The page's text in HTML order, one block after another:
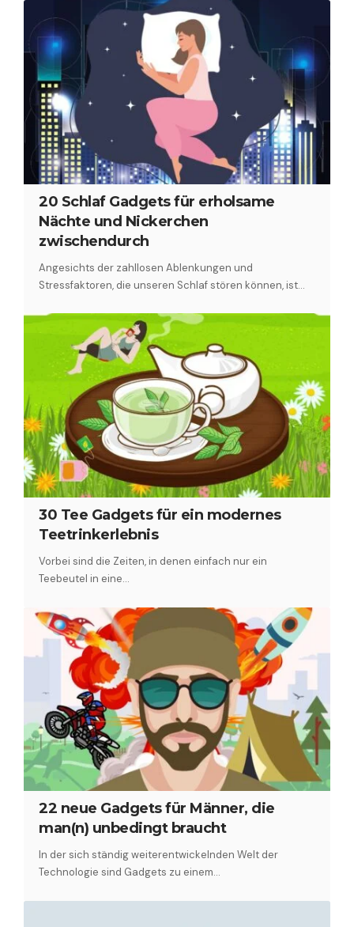
20 Schlaf Gadgets für erholsame
Nächte und Nickerchen
zwischendurch
Angesichts der zahllosen Ablenkungen und
Stressfaktoren, die unseren Schlaf stören können, ist…
30 Tee Gadgets für ein modernes
Teetrinkerlebnis
Vorbei sind die Zeiten, in denen einfach nur ein
Teebeutel in eine…
22 neue Gadgets für Männer, die
man(n) unbedingt braucht
In der sich ständig weiterentwickelnden Welt der
Technologie sind Gadgets zu einem…